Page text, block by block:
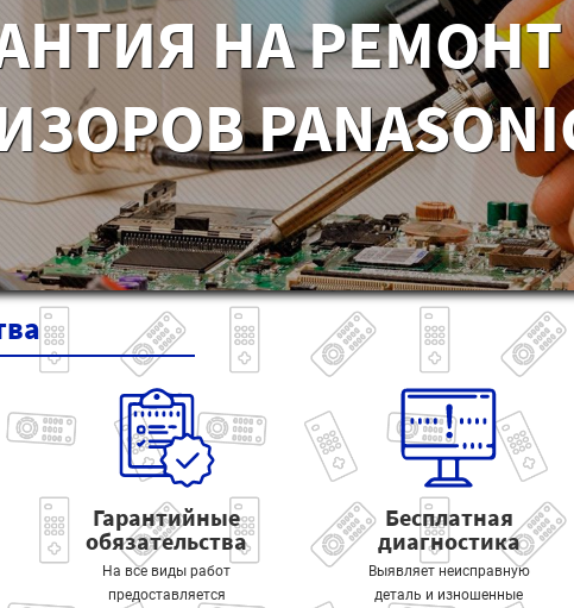
НА РЕМОНТ
Гарантийные
обязательства
На все виды работ
предоставляется
Бесплатная
диагностика
Выявляет неисправную
деталь и изношенные